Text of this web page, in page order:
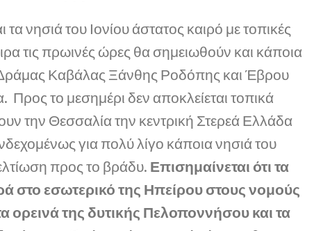
νησιά του Ιονίου άστατος καιρό με τοπικές
τις πρωινές ώρες θα σημειωθούν και κάποια
Καβάλας Ξάνθης Ροδόπης και Έβρου
Προς το μεσημέρι δεν αποκλείεται τοπικά
την Θεσσαλία την κεντρική Στερεά Ελλάδα
για πολύ λίγο κάποια νησιά του
προς το βράδυ. Επισημαίνεται ότι τα
στο εσωτερικό της Ηπείρου στους νομούς
ορεινά της δυτικής Πελοποννήσου και τα